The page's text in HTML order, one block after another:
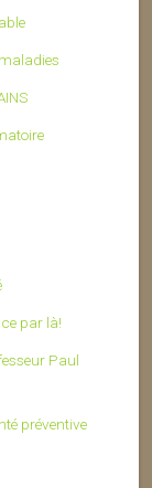
par là!
Paul
préventive